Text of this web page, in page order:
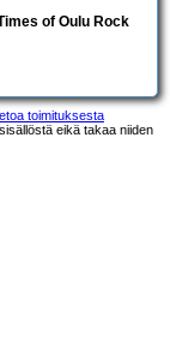
of Oulu Rock
toimituksesta
eikä takaa niiden